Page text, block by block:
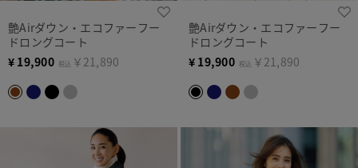
艶Airダウン・エコファーフー
ドロングコート
¥ 19,900 税込 ￥21,890
艶Airダウン・エコファーフー
ドロングコート
¥ 19,900 税込 ￥21,890